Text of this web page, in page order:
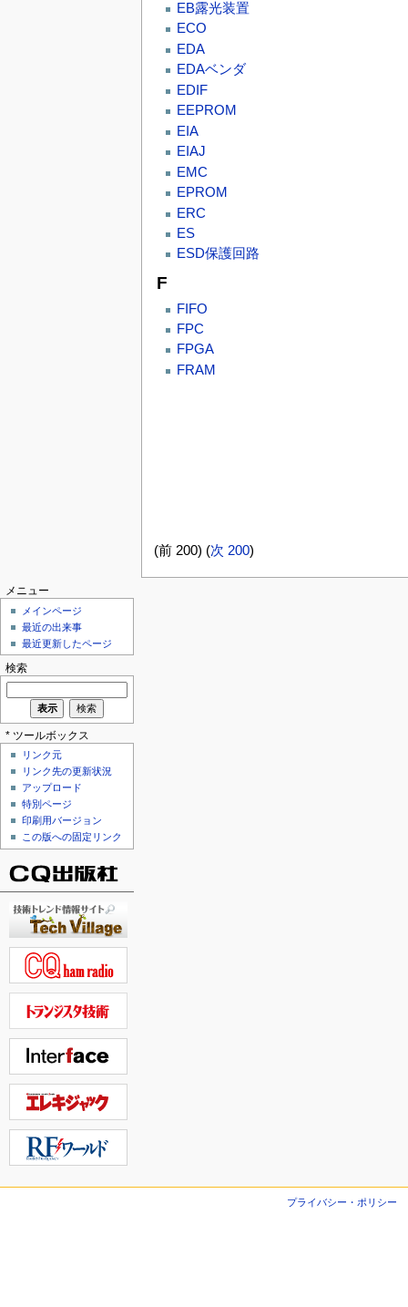
EB露光装置
ECO
EDA
EDAベンダ
EDIF
EEPROM
EIA
EIAJ
EMC
EPROM
ERC
ES
ESD保護回路
F
FIFO
FPC
FPGA
FRAM
(前 200) (次 200)
メニュー
メインページ
最近の出来事
最近更新したページ
検索
* ツールボックス
リンク元
リンク先の更新状況
アップロード
特別ページ
印刷用バージョン
この版への固定リンク
プライバシー・ポリシー